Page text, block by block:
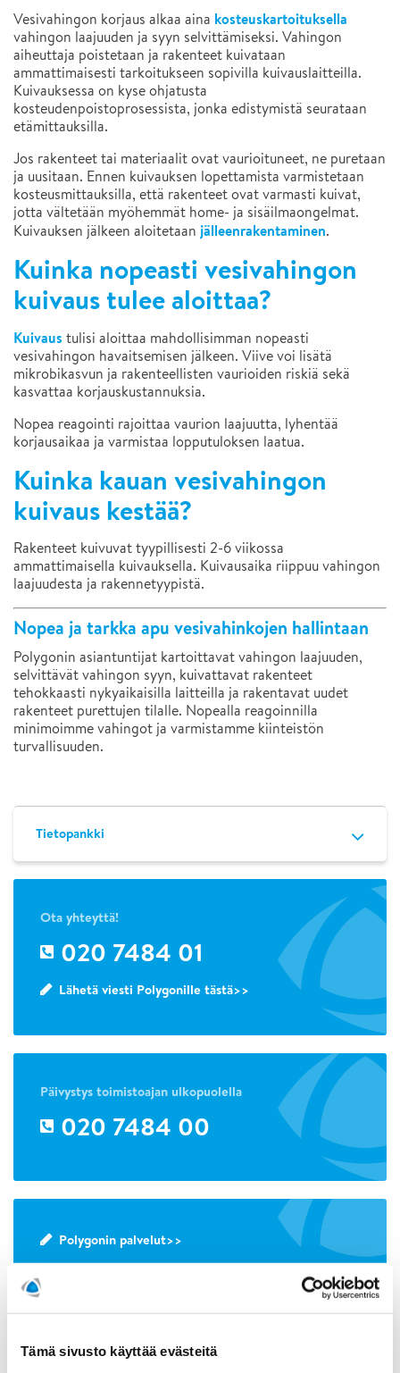
Tämä sivusto käyttää evästeitä
Vesivahingon korjaus alkaa aina kosteuskartoituksella
vahingon laajuuden ja syyn selvittämiseksi. Vahingon
aiheuttaja poistetaan ja rakenteet kuivataan
ammattimaisesti tarkoitukseen sopivilla kuivauslaitteilla.
Kuivauksessa on kyse ohjatusta
kosteudenpoistoprosessista, jonka edistymistä seurataan
etämittauksilla.
Jos rakenteet tai materiaalit ovat vaurioituneet, ne puretaan
ja uusitaan. Ennen kuivauksen lopettamista varmistetaan
kosteusmittauksilla, että rakenteet ovat varmasti kuivat,
jotta vältetään myöhemmät home- ja sisäilmaongelmat.
Kuivauksen jälkeen aloitetaan jälleenrakentaminen.
Kuinka nopeasti vesivahingon
kuivaus tulee aloittaa?
Kuivaus tulisi aloittaa mahdollisimman nopeasti
vesivahingon havaitsemisen jälkeen. Viive voi lisätä
mikrobikasvun ja rakenteellisten vaurioiden riskiä sekä
kasvattaa korjauskustannuksia.
Nopea reagointi rajoittaa vaurion laajuutta, lyhentää
korjausaikaa ja varmistaa lopputuloksen laatua.
Kuinka kauan vesivahingon
kuivaus kestää?
Rakenteet kuivuvat tyypillisesti 2-6 viikossa
ammattimaisella kuivauksella. Kuivausaika riippuu vahingon
laajuudesta ja rakennetyypistä.
Nopea ja tarkka apu vesivahinkojen hallintaan
Polygonin asiantuntijat kartoittavat vahingon laajuuden,
selvittävät vahingon syyn, kuivattavat rakenteet
tehokkaasti nykyaikaisilla laitteilla ja rakentavat uudet
rakenteet purettujen tilalle. Nopealla reagoinnilla
minimoimme vahingot ja varmistamme kiinteistön
turvallisuuden.
Tietopankki
Ota yhteyttä!
020 7484 01
Lähetä viesti Polygonille tästä>>
Päivystys toimistoajan ulkopuolella
020 7484 00
Polygonin palvelut>>